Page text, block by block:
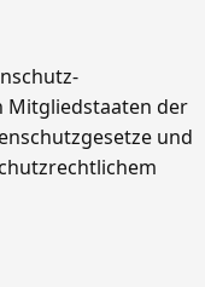
Mitgliedstaaten der
und